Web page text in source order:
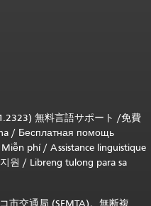
無料言語サポート /免費
/ Бесплатная помощь
Miễn phí/ Assistance linguistique
원 / Libreng tulong para sa
市交通局 (SFMTA)。無断複